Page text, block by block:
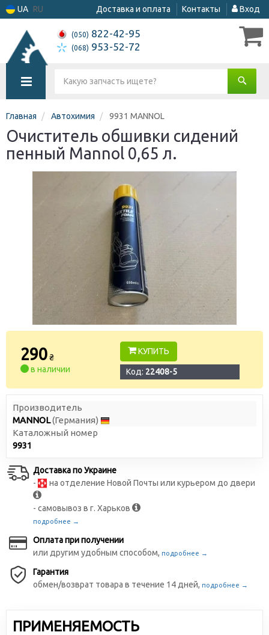
UA RU Доставка и оплата Контакты Вход
(050) 822-42-95
(068) 953-52-72
Главная Автохимия 9931 MANNOL
Очиститель обшивки сидений
пенный Mannol 0,65 л.
290₴
в наличии
КУПИТЬ
Код: 22408-5
Производитель
MANNOL(Германия)
Каталожный номер
9931
Доставка по Украине
-
на отделение Новой Почты или курьером до двери
- самовывоз в г. Харьков
подробнее →
Оплата при получении
или другим удобным способом, подробнее →
Гарантия
обмен/возврат товара в течение 14 дней, подробнее →
ПРИМЕНЯЕМОСТЬ